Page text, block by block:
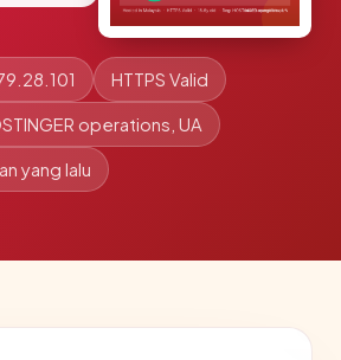
HTTPS Valid
operations, UA
yang lalu